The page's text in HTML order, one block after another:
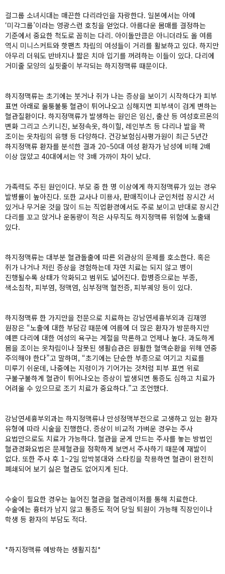
걸그룹 소녀시대는 매끈한 다리라인을 자랑한다. 일본에서는 아예
‘미각그룹’이라는 영광스런 호칭을 얻었다. 아름다운 몸매를 결정하는
기준에서 중요한 척도로 꼽히는 다리. 아이돌만큼은 아니더라도 올 여름
역시 미니스커트와 핫팬츠 차림의 여성들이 거리를 활보하고 있다. 하지만
아무리 더워도 반바지나 짧은 치마 입기를 꺼려하는 이들이 있다. 다리에
거미줄 모양의 실핏줄이 부각되는 하지정맥류 때문이다.
하지정맥류는 초기에는 붓거나 쥐가 나는 증상을 보이기 시작하다가 피부
표면 아래로 울퉁불퉁 혈관이 튀어나오고 심해지면 피부색이 검게 변하는
혈관질환이다. 하지정맥류가 발생하는 원인은 임신, 출산 등 여성호르몬의
변화 그리고 스키니진, 보정속옷, 하이힐, 레인부츠 등 다리나 발을 꽉
조이는 옷차림의 유행 등 다양하다. 건강보험심사평가원이 최근 5년간
하지정맥류 환자를 분석한 결과 20~50대 여성 환자가 남성에 비해 2배
이상 많았고 40대에서는 약 3배 가까이 차이 났다.
가족력도 주된 원인이다. 부모 중 한 명 이상에게 하지정맥류가 있는 경우
발병률이 높아진다. 또한 교사나 미용사, 판매직이나 군인처럼 장시간 서
있거나 무거운 것을 많이 드는 직업환경에서도 주로 보이고 반대로 장시간
다리를 꼬고 앉거나 운동량이 적은 사무직도 하지정맥류 위험에 노출돼
있다.
하지정맥류는 대부분 혈관돌출에 따른 외관상의 문제를 호소한다. 혹은
쥐가 나거나 저린 증상을 경험하는데 자연 치료는 되지 않고 병이
진행될수록 상태가 악화되고 범위도 넓어진다. 합병증으로는 부종,
색소침착, 피부염, 정맥염, 심부정맥 혈전증, 피부궤양 등이 있다.
하지정맥류 한 가지만을 전문으로 치료하는 강남연세흉부외과 김재영
원장은 “노출에 대한 부담감 때문에 여름에 더 많은 환자가 방문하지만
예쁜 다리에 대한 여성의 욕구는 계절을 막론하고 언제나 높다. 과도하게
몸을 조이는 옷차림이나 잘못된 생활습관은 원활한 혈액순환을 위해 연중
주의해야 한다”고 말하며, “초기에는 단순한 부종으로 여기고 치료를
미루기 쉬운데, 나중에는 지렁이가 기어가는 것처럼 피부 표면 위로
구불구불하게 혈관이 튀어나오는 증상이 발생되면 통증도 심하고 치료가
어려울 수 있으므로 조기 치료가 중요하다.”고 조언했다.
강남연세흉부외과는 하지정맥류나 만성정맥부전으로 고생하고 있는 환자
유형에 따라 시술을 진행한다. 증상이 비교적 가벼운 경우는 주사
요법만으로도 치료가 가능하다. 혈관을 굳게 만드는 주사를 놓는 방법인
혈관경화요법은 문제혈관을 정확하게 보면서 주사하기 때문에 재발이
없다. 또한 주사 후 1~2일 압박붕대와 스타킹을 착용하면 혈관이 완전히
폐쇄되어 보기 싫은 혈관도 없어지게 된다.
수술이 필요한 경우는 늘어진 혈관을 혈관레이저를 통해 치료한다.
수술에는 흉터가 남지 않고 통증도 적어 당일 퇴원이 가능해 직장인이나
학생 등 환자의 부담도 적다.
*하지정맥류 예방하는 생활지침*